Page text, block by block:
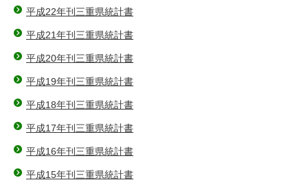
平成22年刊三重県統計書
平成21年刊三重県統計書
平成20年刊三重県統計書
平成19年刊三重県統計書
平成18年刊三重県統計書
平成17年刊三重県統計書
平成16年刊三重県統計書
平成15年刊三重県統計書